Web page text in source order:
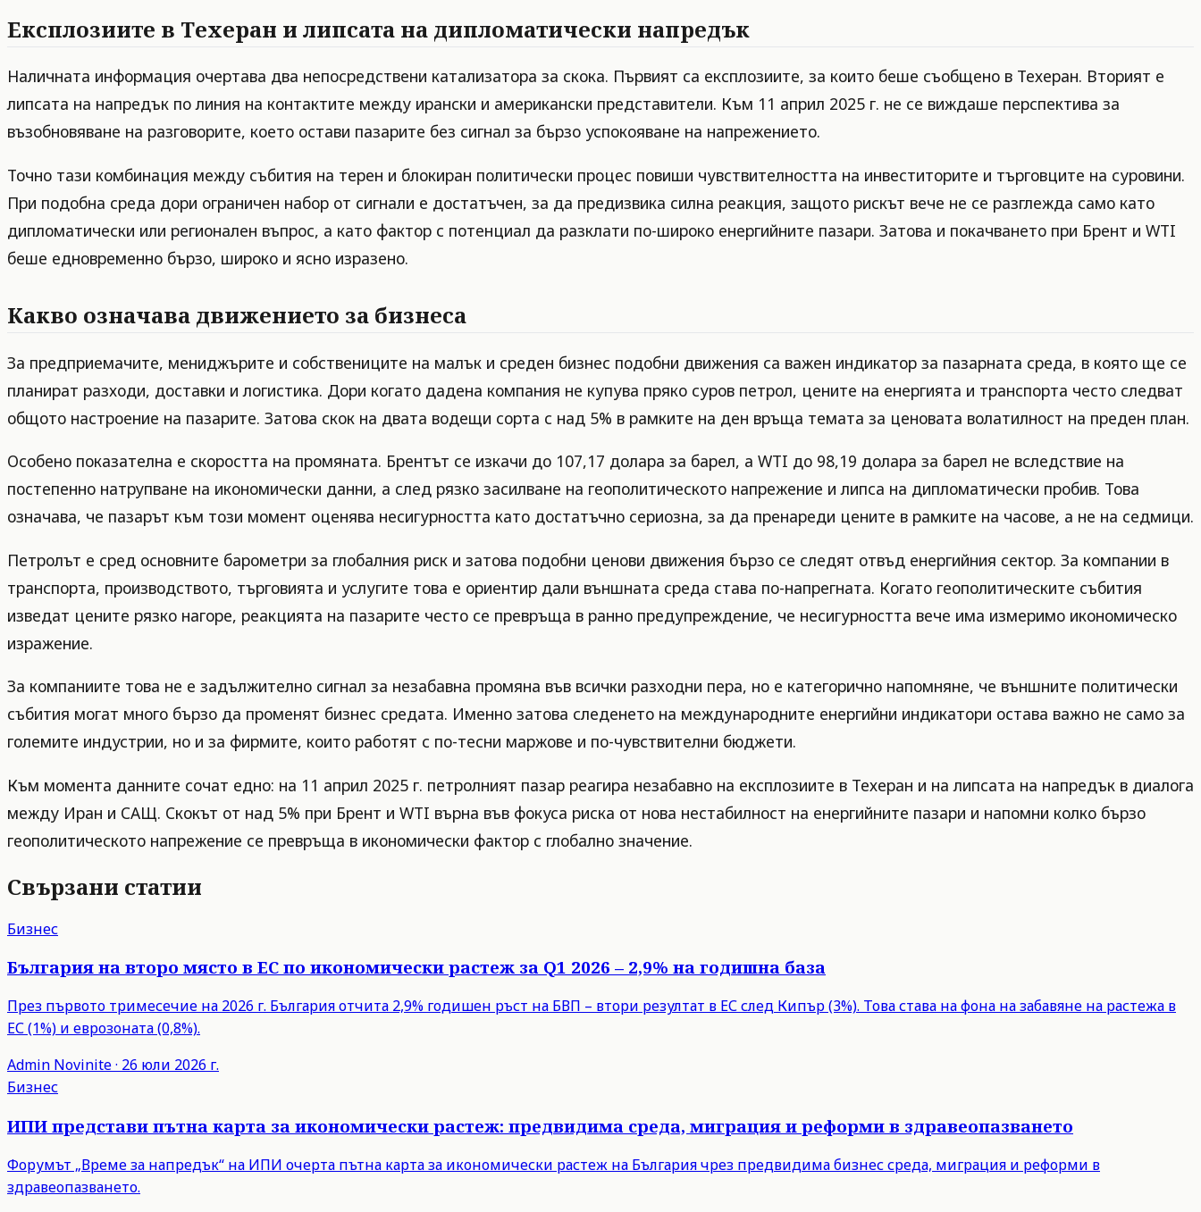
Експлозиите в Техеран и липсата на дипломатически напредък
Наличната информация очертава два непосредствени катализатора за скока. Първият са експлозиите, за които беше съобщено в Техеран. Вторият е
липсата на напредък по линия на контактите между ирански и американски представители. Към 11 април 2025 г. не се виждаше перспектива за
възобновяване на разговорите, което остави пазарите без сигнал за бързо успокояване на напрежението.
Точно тази комбинация между събития на терен и блокиран политически процес повиши чувствителността на инвеститорите и търговците на суровини.
При подобна среда дори ограничен набор от сигнали е достатъчен, за да предизвика силна реакция, защото рискът вече не се разглежда само като
дипломатически или регионален въпрос, а като фактор с потенциал да разклати по-широко енергийните пазари. Затова и покачването при Брент и WTI
беше едновременно бързо, широко и ясно изразено.
Какво означава движението за бизнеса
За предприемачите, мениджърите и собствениците на малък и среден бизнес подобни движения са важен индикатор за пазарната среда, в която ще се
планират разходи, доставки и логистика. Дори когато дадена компания не купува пряко суров петрол, цените на енергията и транспорта често следват
общото настроение на пазарите. Затова скок на двата водещи сорта с над 5% в рамките на ден връща темата за ценовата волатилност на преден план.
Особено показателна е скоростта на промяната. Брентът се изкачи до 107,17 долара за барел, а WTI до 98,19 долара за барел не вследствие на
постепенно натрупване на икономически данни, а след рязко засилване на геополитическото напрежение и липса на дипломатически пробив. Това
означава, че пазарът към този момент оценява несигурността като достатъчно сериозна, за да пренареди цените в рамките на часове, а не на седмици.
Петролът е сред основните барометри за глобалния риск и затова подобни ценови движения бързо се следят отвъд енергийния сектор. За компании в
транспорта, производството, търговията и услугите това е ориентир дали външната среда става по-напрегната. Когато геополитическите събития
изведат цените рязко нагоре, реакцията на пазарите често се превръща в ранно предупреждение, че несигурността вече има измеримо икономическо
изражение.
За компаниите това не е задължително сигнал за незабавна промяна във всички разходни пера, но е категорично напомняне, че външните политически
събития могат много бързо да променят бизнес средата. Именно затова следенето на международните енергийни индикатори остава важно не само за
големите индустрии, но и за фирмите, които работят с по-тесни маржове и по-чувствителни бюджети.
Към момента данните сочат едно: на 11 април 2025 г. петролният пазар реагира незабавно на експлозиите в Техеран и на липсата на напредък в диалога
между Иран и САЩ. Скокът от над 5% при Брент и WTI върна във фокуса риска от нова нестабилност на енергийните пазари и напомни колко бързо
геополитическото напрежение се превръща в икономически фактор с глобално значение.
Свързани статии
Бизнес
България на второ място в ЕС по икономически растеж за Q1 2026 – 2,9% на годишна база
През първото тримесечие на 2026 г. България отчита 2,9% годишен ръст на БВП – втори резултат в ЕС след Кипър (3%). Това става на фона на забавяне на растежа в
ЕС (1%) и еврозоната (0,8%).
Admin Novinite· 26 юли 2026 г.
Бизнес
ИПИ представи пътна карта за икономически растеж: предвидима среда, миграция и реформи в здравеопазването
Форумът „Време за напредък“ на ИПИ очерта пътна карта за икономически растеж на България чрез предвидима бизнес среда, миграция и реформи в
здравеопазването.